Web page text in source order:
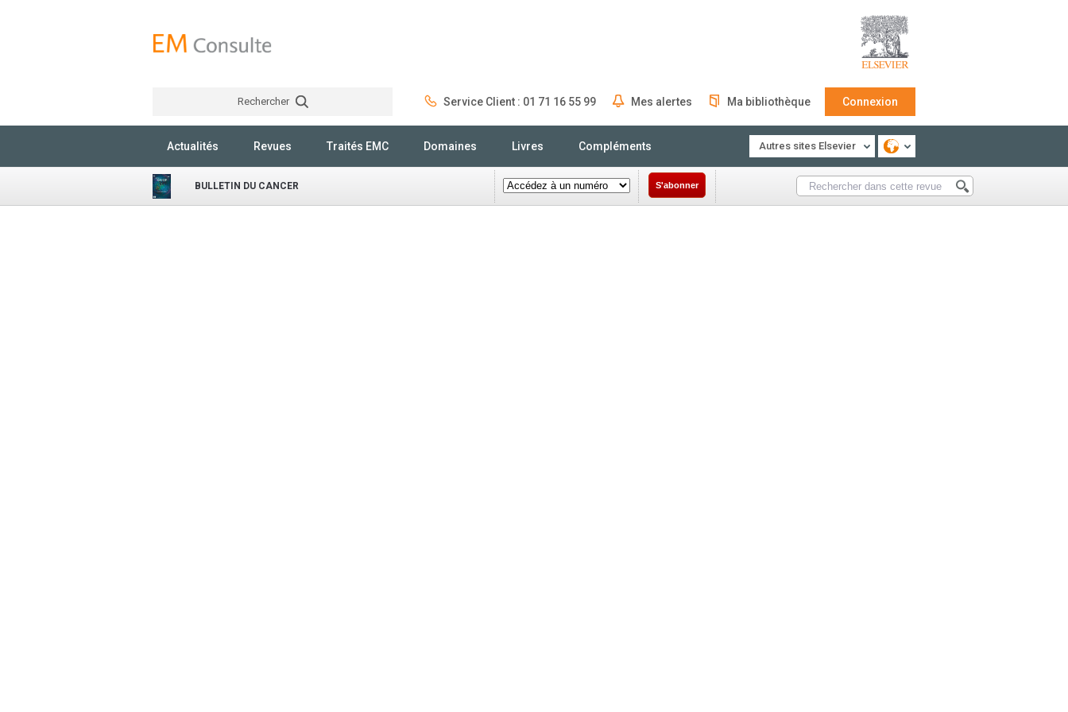
Rechercher Service Client : 01 71 16 55 99 Mes alertes Ma bibliothèque Connexion
Actualités Revues Traités EMC Domaines Livres Compléments Autres sites Elsevier
BULLETIN DU CANCER S'abonner